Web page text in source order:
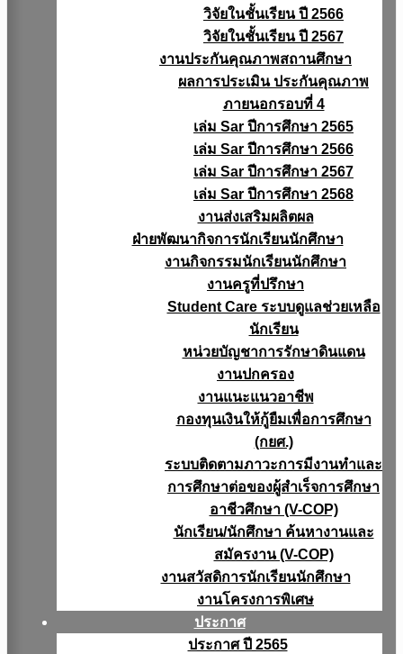
วิจัยในชั้นเรียน ปี 2566
วิจัยในชั้นเรียน ปี 2567
งานประกันคุณภาพสถานศึกษา
ผลการประเมิน ประกันคุณภาพ
ภายนอกรอบที่ 4
เล่ม Sar ปีการศึกษา 2565
เล่ม Sar ปีการศึกษา 2566
เล่ม Sar ปีการศึกษา 2567
เล่ม Sar ปีการศึกษา 2568
งานส่งเสริมผลิตผล
ฝ่ายพัฒนากิจการนักเรียนนักศึกษา
งานกิจกรรมนักเรียนนักศึกษา
งานครูที่ปรึกษา
Student Care ระบบดูแลช่วยเหลือ
นักเรียน
หน่วยบัญชาการรักษาดินแดน
งานปกครอง
งานแนะแนวอาชีพ
กองทุนเงินให้กู้ยืมเพื่อการศึกษา
(กยศ.)
ระบบติดตามภาวะการมีงานทำและ
การศึกษาต่อของผู้สำเร็จการศึกษา
อาชีวศึกษา (V-COP)
นักเรียน/นักศึกษา ค้นหางานและ
สมัครงาน (V-COP)
งานสวัสดิการนักเรียนนักศึกษา
งานโครงการพิเศษ
ประกาศ
ประกาศ ปี 2565